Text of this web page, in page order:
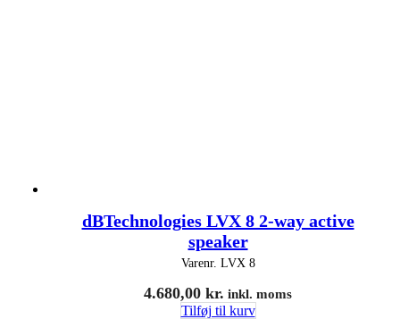
dBTechnologies LVX 8 2-way active
speaker
Varenr. LVX 8
4.680,00 kr. inkl. moms
Tilføj til kurv